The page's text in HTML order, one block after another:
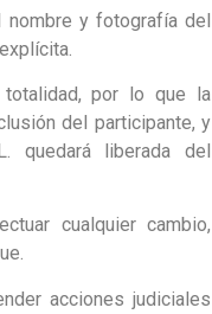
nombre y fotografía del
por lo que la
del participante, y
quedará liberada del
cualquier cambio,
acciones judiciales